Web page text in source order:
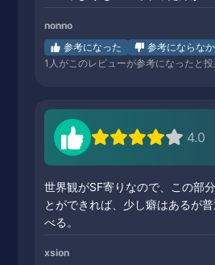
nonno
参考になった
参考にならな
1 人がこのレビューが参考になったと
4.0
世界観がSF寄りなので、この部
とができれば、少し癖はあるが
べる。
xsion